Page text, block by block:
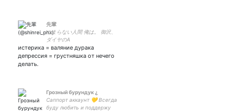
先輩
つまらない人間 俺は。 御沢、
ダイヤのA
истерика = валяние дурака
депрессия = грустняшка от нечего
делать.
Грозный бурундук ¿
Саппорт аккаунт 💛 Всегда
буду любить и поддержу